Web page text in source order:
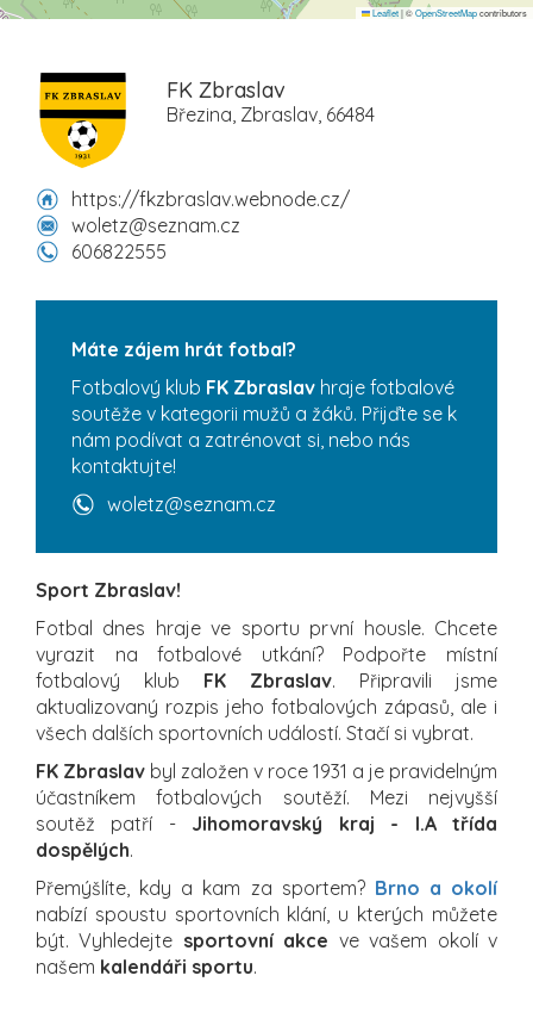
Leaflet|©OpenStreetMapcontributors
FK Zbraslav
Březina, Zbraslav, 66484
https://fkzbraslav.webnode.cz/
woletz@seznam.cz
606822555
Máte zájem hrát fotbal?
Fotbalový klub FK Zbraslav hraje fotbalové
soutěže v kategorii mužů a žáků. Přijďte se k
nám podívat a zatrénovat si, nebo nás
kontaktujte!
woletz@seznam.cz
Sport Zbraslav!
Fotbal dnes hraje ve sportu první housle. Chcete
vyrazit na fotbalové utkání? Podpořte místní
fotbalový klub FK Zbraslav. Připravili jsme
aktualizovaný rozpis jeho fotbalových zápasů, ale i
všech dalších sportovních událostí. Stačí si vybrat.
FK Zbraslav byl založen v roce 1931 a je pravidelným
účastníkem fotbalových soutěží. Mezi nejvyšší
soutěž patří - Jihomoravský kraj - I.A třída
dospělých.
Přemýšlíte, kdy a kam za sportem? Brno a okolí
nabízí spoustu sportovních klání, u kterých můžete
být. Vyhledejte sportovní akce ve vašem okolí v
našem kalendáři sportu.